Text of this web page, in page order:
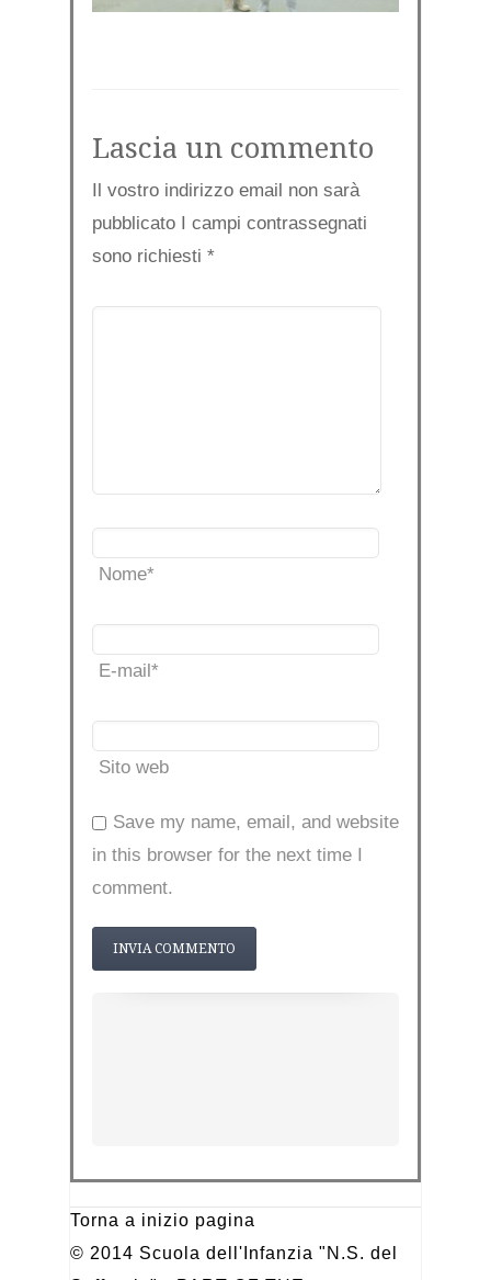
Lascia un commento
Il vostro indirizzo email non sarà
pubblicato I campi contrassegnati
sono richiesti *
Nome*
E-mail*
Sito web
Save my name, email, and website
in this browser for the next time I
comment.
Torna a inizio pagina
© 2014 Scuola dell'Infanzia "N.S. del